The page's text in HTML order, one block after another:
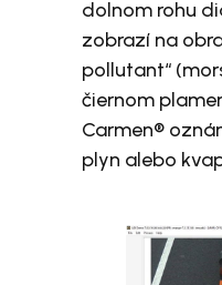
dolnom rohu
zobrazí na
pollutant“
čiernom
Carmen®
plyn alebo